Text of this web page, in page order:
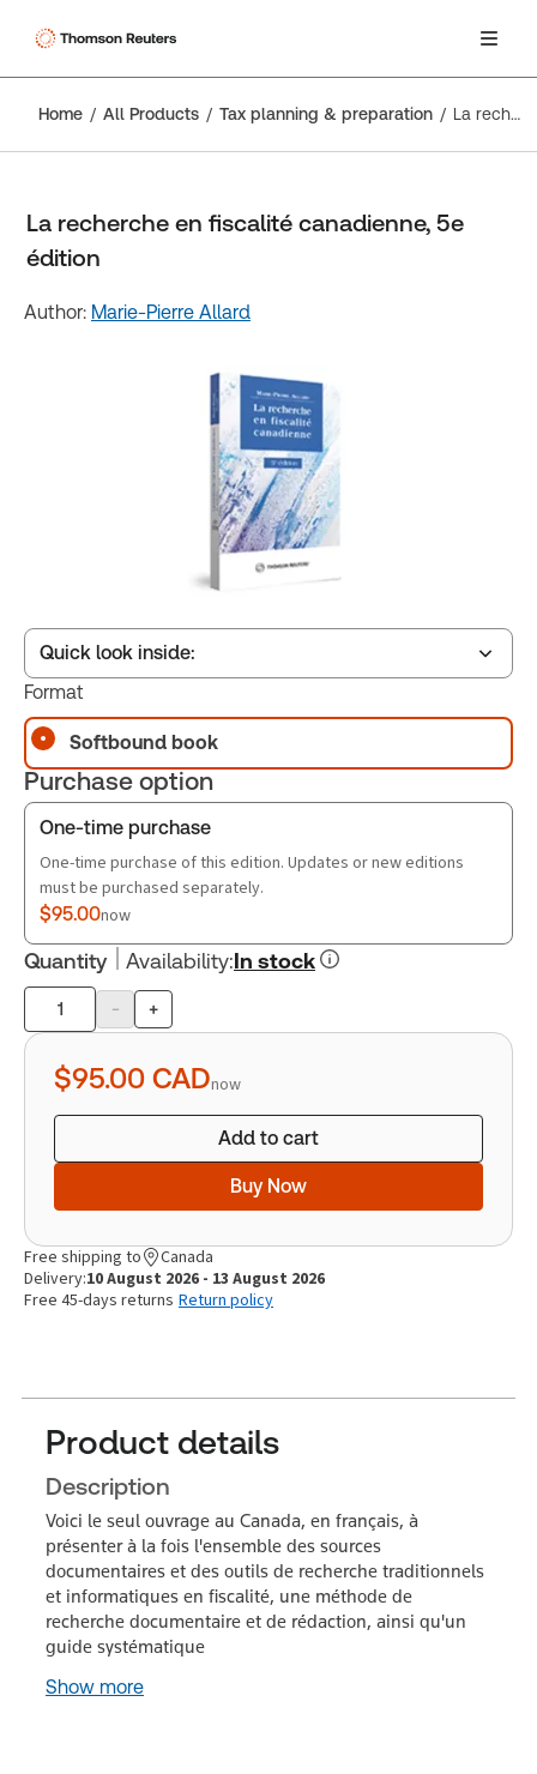
Home All Products Tax planning & preparation La recherche en fiscalité canadienne, 5e édition
La recherche en fiscalité canadienne, 5e
édition
Author: Marie-Pierre Allard
Quick look inside:
Table of contents
Book Index
Format
Softbound book
Purchase option
One-time purchase
One-time purchase of this edition. Updates or new editions
must be purchased separately.
$95.00now
Quantity Availability:In stock
Product
quantity
- +
$95.00 CADnow
Add to cart
Buy Now
Free shipping to
Canada
Delivery:10 August 2026 - 13 August 2026
Free 45-days returns Return policy
Product details
Description
Voici le seul ouvrage au Canada, en français, à
présenter à la fois l'ensemble des sources
documentaires et des outils de recherche traditionnels
et informatiques en fiscalité, une méthode de
recherche documentaire et de rédaction, ainsi qu'un
guide systématique
Show more